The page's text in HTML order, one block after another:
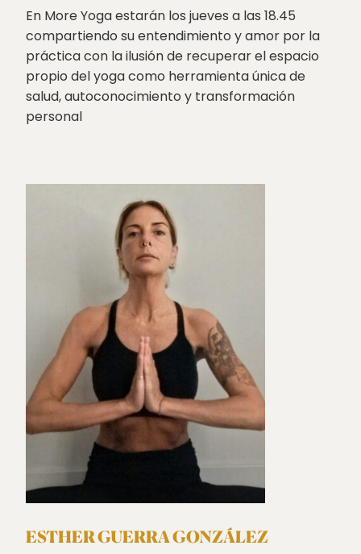
En More Yoga estarán los jueves a las 18.45
compartiendo su entendimiento y amor por la
práctica con la ilusión de recuperar el espacio
propio del yoga como herramienta única de
salud, autoconocimiento y transformación
personal
ESTHER GUERRA GONZÁLEZ